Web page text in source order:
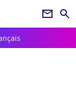
newsletter search